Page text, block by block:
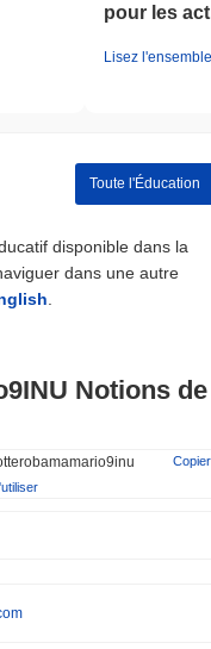
pour les
Lisez
Toute l'Éducation
disponible dans la
dans une autre
Notions de
Copier